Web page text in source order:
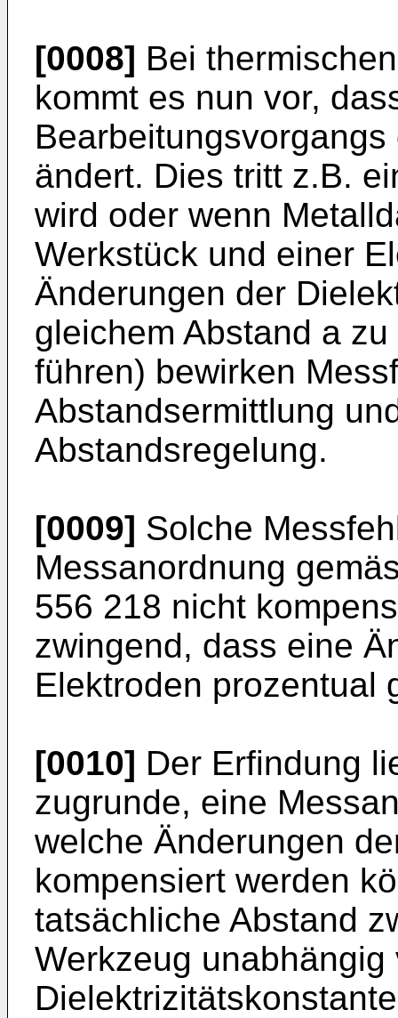
[0008] Bei
kommt es nun vor,
ändert. Dies tritt z.B.
wird oder wenn
Werkstück und einer
Änderungen der
gleichem Abstand a
führen) bewirken
Abstandsermittlung
Abstandsregelung.
[0009] Solche
Messanordnung
556 218 nicht
zwingend, dass eine
Elektroden prozentual
[0010] Der Erfindung
zugrunde, eine
welche Änderungen
kompensiert werden
tatsächliche Abstand
Werkzeug unabhängig